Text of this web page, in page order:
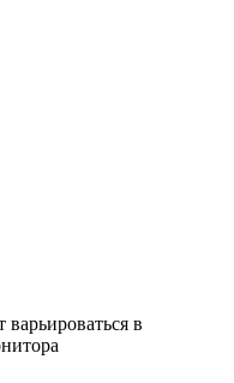
в